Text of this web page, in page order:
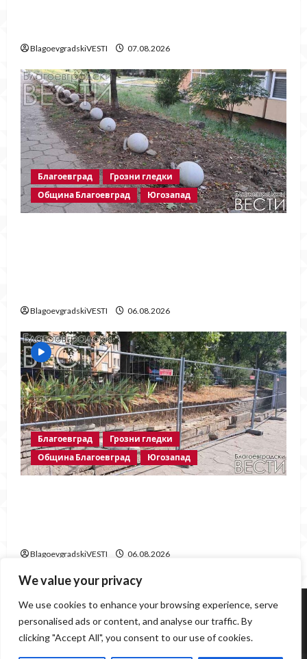
We value your privacy
We use cookies to enhance your browsing experience, serve
personalised ads or content, and analyse our traffic. By
clicking "Accept All", you consent to our use of cookies.
BlagoevgradskiVESTI 07.08.2026
Благоевград
Грозни гледки
Община Благоевград
Югозапад
BlagoevgradskiVESTI 06.08.2026
Благоевград
Грозни гледки
Община Благоевград
Югозапад
BlagoevgradskiVESTI 06.08.2026
Югозапад Благоевград Политика
Крими
Инциденти
Здраве Любопитно
Спорт
Образование
Грозни гледки